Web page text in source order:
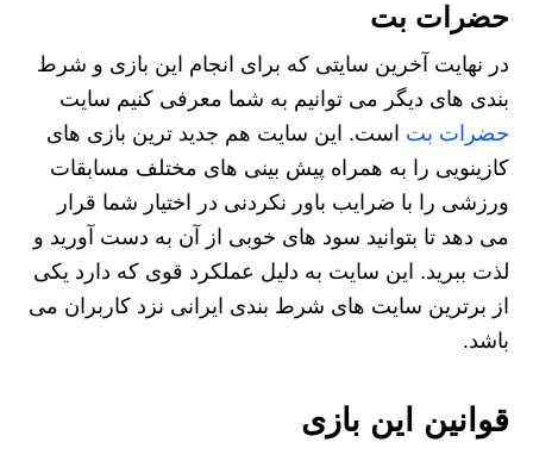
حضرات بت
در نهایت آخرین سایتی که برای انجام این بازی و شرط
بندی های دیگر می توانیم به شما معرفی کنیم سایت
حضرات بت است. این سایت هم جدید ترین بازی های
کازینویی را به همراه پیش بینی های مختلف مسابقات
ورزشی را با ضرایب باور نکردنی در اختیار شما قرار
می دهد تا بتوانید سود های خوبی از آن به دست آورید و
لذت ببرید. این سایت به دلیل عملکرد قوی که دارد یکی
از برترین سایت های شرط بندی ایرانی نزد کاربران می
باشد.
قوانین این بازی